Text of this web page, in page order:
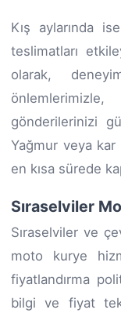
Kış aylarında
teslimatları
olarak,
gönderilerinizi
Yağmur veya kar
en kısa sürede
Sıraselviler
Sıraselviler ve
moto kurye
fiyatlandırma
bilgi ve fiyat